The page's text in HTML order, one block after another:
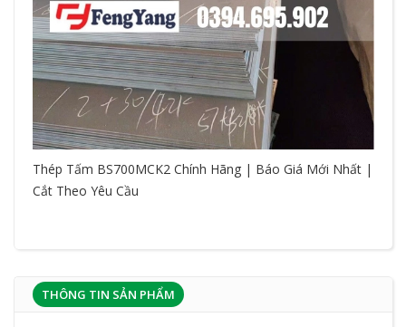
Thép Tấm BS700MCK2 Chính Hãng | Báo Giá Mới Nhất |
Cắt Theo Yêu Cầu
THÔNG TIN SẢN PHẨM